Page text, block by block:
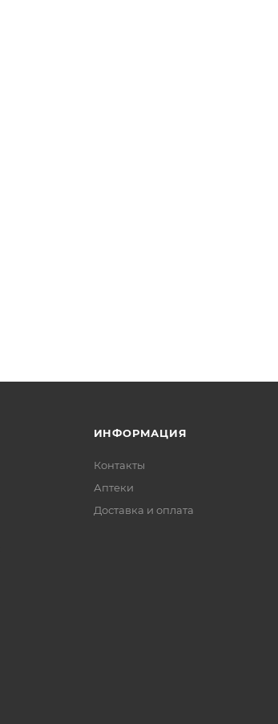
ИНФОРМАЦИЯ
Контакты
Аптеки
Доставка и оплата